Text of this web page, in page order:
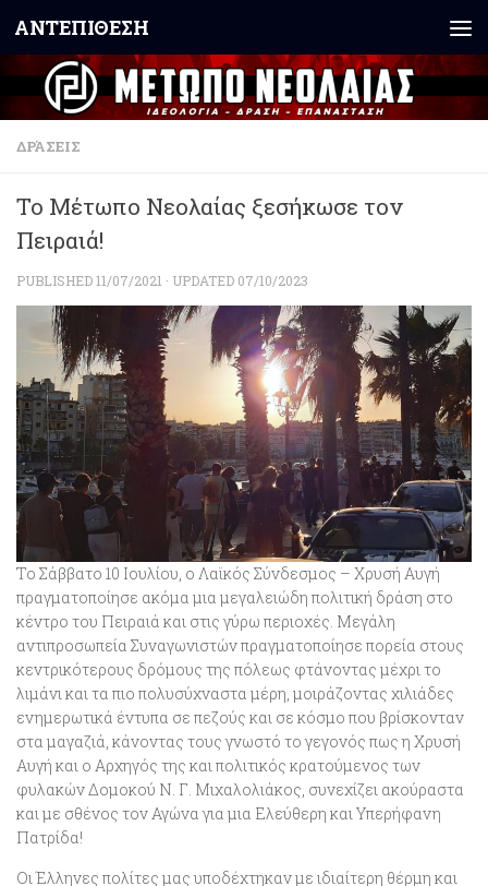
Skip to content
ΑΝΤΕΠΙΘΕΣΗ
ΔΡΆΣΕΙΣ
Το Μέτωπο Νεολαίας ξεσήκωσε τον
Πειραιά!
PUBLISHED11/07/2021 · UPDATED 07/10/2023
Το Σάββατο 10 Ιουλίου, ο Λαϊκός Σύνδεσμος – Χρυσή Αυγή
πραγματοποίησε ακόμα μια μεγαλειώδη πολιτική δράση στο
κέντρο του Πειραιά και στις γύρω περιοχές. Μεγάλη
αντιπροσωπεία Συναγωνιστών πραγματοποίησε πορεία στους
κεντρικότερους δρόμους της πόλεως φτάνοντας μέχρι το
λιμάνι και τα πιο πολυσύχναστα μέρη, μοιράζοντας χιλιάδες
ενημερωτικά έντυπα σε πεζούς και σε κόσμο που βρίσκονταν
στα μαγαζιά, κάνοντας τους γνωστό το γεγονός πως η Χρυσή
Αυγή και ο Αρχηγός της και πολιτικός κρατούμενος των
φυλακών Δομοκού Ν. Γ. Μιχαλολιάκος, συνεχίζει ακούραστα
και με σθένος τον Αγώνα για μια Ελεύθερη και Υπερήφανη
Πατρίδα!
Οι Έλληνες πολίτες μας υποδέχτηκαν με ιδιαίτερη θέρμη και